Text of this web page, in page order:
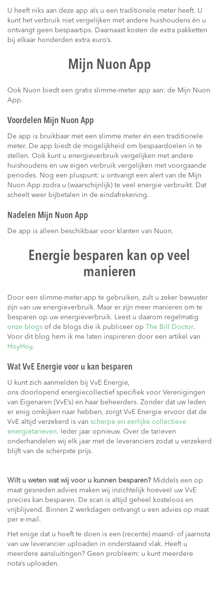
U heeft niks aan deze app als u een traditionele meter heeft. U
kunt het verbruik niet vergelijken met andere huishoudens én u
ontvangt geen bespaartips. Daarnaast kosten de extra pakketten
bij elkaar honderden extra euro’s.
Mijn Nuon App
Ook Nuon biedt een gratis slimme-meter app aan: de Mijn Nuon
App.
Voordelen Mijn Nuon App
De app is bruikbaar met een slimme meter én een traditionele
meter. De app biedt de mogelijkheid om bespaardoelen in te
stellen. Ook kunt u energieverbruik vergelijken met andere
huishoudens en uw eigen verbruik vergelijken met voorgaande
periodes. Nog een pluspunt: u ontvangt een alert van de Mijn
Nuon App zodra u (waarschijnlijk) te veel energie verbruikt. Dat
scheelt weer bijbetalen in de eindafrekening.
Nadelen Mijn Nuon App
De app is alleen beschikbaar voor klanten van Nuon.
Energie besparen kan op veel
manieren
Door een slimme-meter-app te gebruiken, zult u zeker bewuster
zijn van uw energieverbruik. Maar er zijn meer manieren om te
besparen op uw energieverbruik. Leest u daarom regelmatig
onze blogs of de blogs die ik publiceer op The Bill Doctor.
Voor dit blog hem ik me laten inspireren door een artikel van
HoyHoy.
Wat VvE Energie voor u kan besparen
U kunt zich aanmelden bij VvE Energie,
ons doorlopend energiecollectief specifiek voor Verenigingen
van Eigenaren (VvE’s) en haar beheerders. Zonder dat uw leden
er enig omkijken naar hebben, zorgt VvE Energie ervoor dat de
VvE altijd verzekerd is van scherpe en eerlijke collectieve
energietarieven. Ieder jaar opnieuw. Over de tarieven
onderhandelen wij elk jaar met de leveranciers zodat u verzekerd
blijft van de scherpste prijs.
Wilt u weten wat wij voor u kunnen besparen? Middels een op
maat gesneden advies maken wij inzichtelijk hoeveel uw VvE
precies kan besparen. De scan is altijd geheel kosteloos en
vrijblijvend. Binnen 2 werkdagen ontvangt u een advies op maat
per e-mail.
Het enige dat u hoeft te doen is een (recente) maand- of jaarnota
van uw leverancier uploaden in onderstaand vlak. Heeft u
meerdere aansluitingen? Geen probleem: u kunt meerdere
nota’s uploaden.